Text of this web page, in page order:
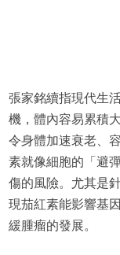
張家銘續指現代生
機，體內容易累積
令身體加速衰老、
素就像細胞的「避
傷的風險。尤其是
現茄紅素能影響基
緩腫瘤的發展。